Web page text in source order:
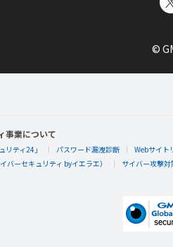
こらじはごぬん♪©
事業について
ティ24」 パスワード漏洩診断 Webサイト
バーセキュリティ byイエラエ） サイバー攻撃